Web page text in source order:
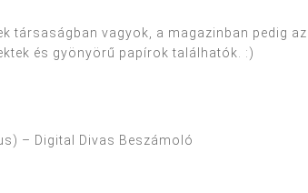
társaságban vagyok, a magazinban pedig az
és gyönyörű papírok találhatók. :)
– Digital Divas Beszámoló